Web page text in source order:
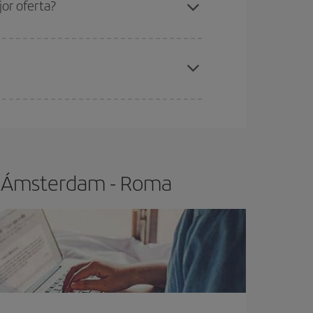
oferta?
Roma-dest
- Roma